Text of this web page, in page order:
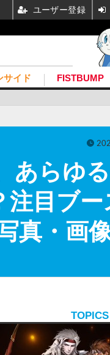
サイド FISTBUMP
あらゆ
注目ブ
真・画
TOPICS
ユーザー登録